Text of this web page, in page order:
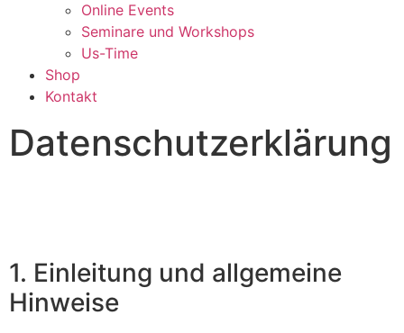
Online Events
Seminare und Workshops
Us-Time
Shop
Kontakt
Datenschutz­erklärung
1. Einleitung und allgemeine
Hinweise